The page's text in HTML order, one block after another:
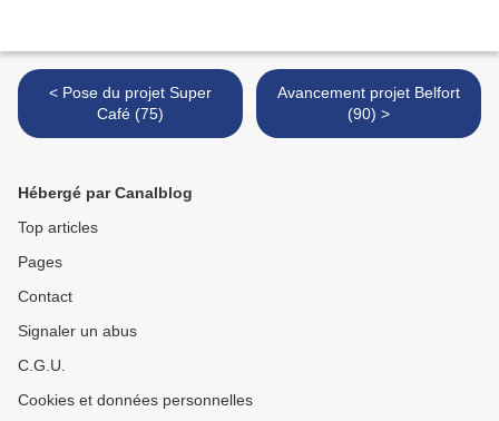
< Pose du projet Super
Café (75)
Avancement projet Belfort
(90) >
Hébergé par Canalblog
Top articles
Pages
Contact
Signaler un abus
C.G.U.
Cookies et données personnelles